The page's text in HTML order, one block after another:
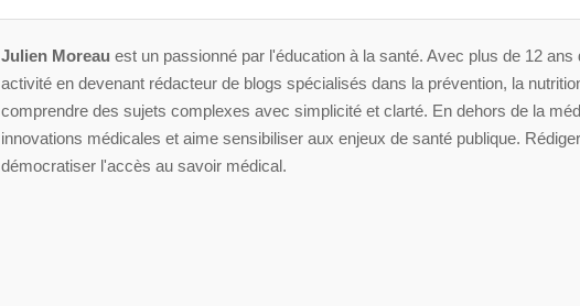
Julien Moreau est un passionné par l'éducation à la santé. Avec plus de 12
activité en devenant rédacteur de blogs spécialisés dans la prévention, la
comprendre des sujets complexes avec simplicité et clarté. En dehors de la
innovations médicales et aime sensibiliser aux enjeux de santé publique.
démocratiser l'accès au savoir médical.